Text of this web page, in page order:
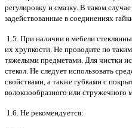
регулировку и смазку. В таком
задействованные в соединениях
1.5. При наличии в мебели
их хрупкости. Не проводите по
тяжелыми предметами. Для чистки
стекол. Не следует использовать
свойствами, а также губками с
волокнообразного или стружечного
1.6. Не рекомендуется: